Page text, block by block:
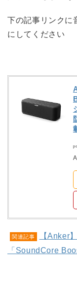
下の記事リンクに
にしてください
関連記事
【Anker
「SoundCore